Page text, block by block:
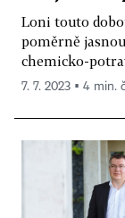
Loni touto
poměrně
chemicko-
7. 7. 2023 ▪ 4 min.